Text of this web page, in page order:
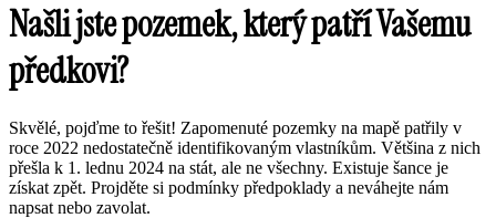
Našli jste pozemek, který patří Vašemu
předkovi?
Skvělé, pojďme to řešit! Zapomenuté pozemky na mapě patřily v
roce 2022 nedostatečně identifikovaným vlastníkům. Většina z nich
přešla k 1. lednu 2024 na stát, ale ne všechny. Existuje šance je
získat zpět. Projděte si podmínky předpoklady a neváhejte nám
napsat nebo zavolat.